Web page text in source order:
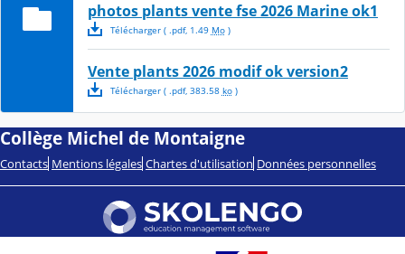
photos plants vente fse 2026 Marine ok1
Télécharger( .pdf, 1.49 Mo)
Vente plants 2026 modif ok version2
Télécharger( .pdf, 383.58 ko)
Collège Michel de Montaigne
Contacts Mentions légales Chartes d'utilisation Données personnelles